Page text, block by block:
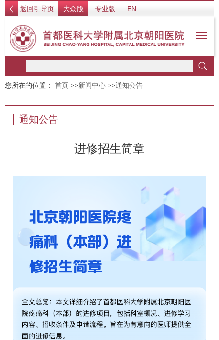
返回引导页 大众版 专业版 EN
您所在的位置： 首页 >>新闻中心 >>通知公告
通知公告
进修招生简章